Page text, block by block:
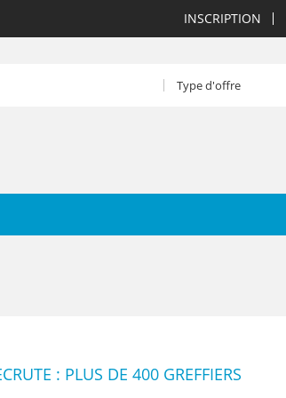
INSCRIPTION
: PLUS DE 400 GREFFIERS